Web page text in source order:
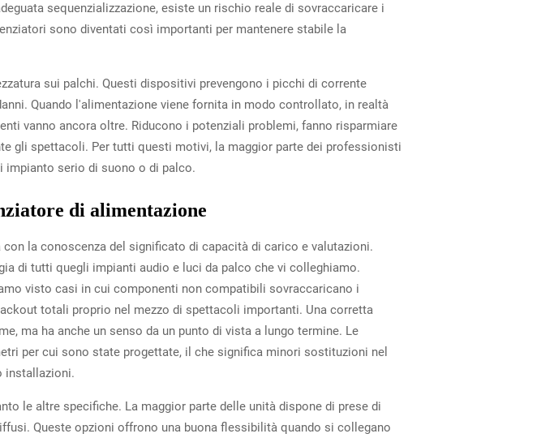
sequenzializzazione, esiste un rischio reale di sovraccaricare i
sono diventati così importanti per mantenere stabile la
sui palchi. Questi dispositivi prevengono i picchi di corrente
Quando l'alimentazione viene fornita in modo controllato, in realtà
vanno ancora oltre. Riducono i potenziali problemi, fanno risparmiare
gli spettacoli. Per tutti questi motivi, la maggior parte dei professionisti
impianto serio di suono o di palco.
di alimentazione
la conoscenza del significato di capacità di carico e valutazioni.
di tutti quegli impianti audio e luci da palco che vi colleghiamo.
visto casi in cui componenti non compatibili sovraccaricano i
totali proprio nel mezzo di spettacoli importanti. Una corretta
ma ha anche un senso da un punto di vista a lungo termine. Le
per cui sono state progettate, il che significa minori sostituzioni nel
installazioni.
le altre specifiche. La maggior parte delle unità dispone di prese di
Queste opzioni offrono una buona flessibilità quando si collegano